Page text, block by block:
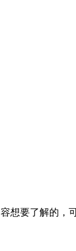
想要了解的，